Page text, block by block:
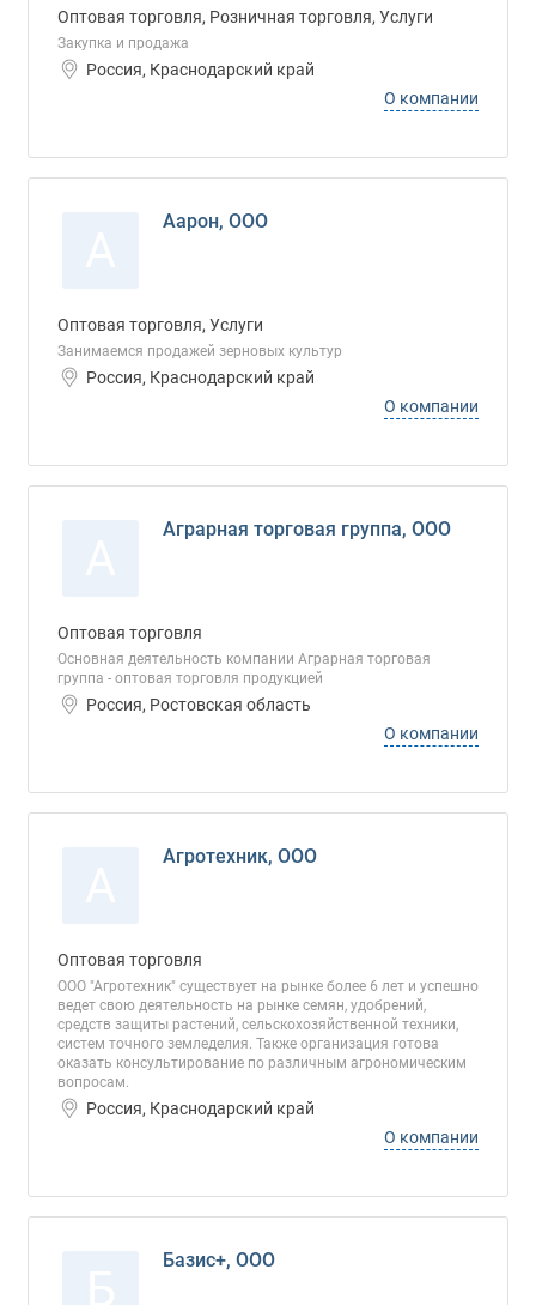
Оптовая торговля, Розничная торговля, Услуги
Закупка и продажа
Россия, Краснодарский край
О компании
Аарон, ООО
Оптовая торговля, Услуги
Занимаемся продажей зерновых культур
Россия, Краснодарский край
О компании
Аграрная торговая группа, ООО
Оптовая торговля
Основная деятельность компании Аграрная торговая
группа - оптовая торговля продукцией
Россия, Ростовская область
О компании
Агротехник, ООО
Оптовая торговля
ООО "Агротехник" существует на рынке более 6 лет и успешно
ведет свою деятельность на рынке семян, удобрений,
средств защиты растений, сельскохозяйственной техники,
систем точного земледелия. Также организация готова
оказать консультирование по различным агрономическим
вопросам.
Россия, Краснодарский край
О компании
Базис+, ООО